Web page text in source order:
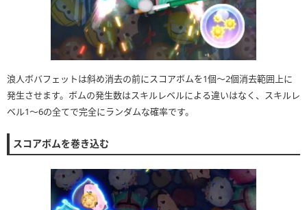
浪人ボバフェットは斜め消去の前にスコアボムを1個〜2個消去範囲上に
発生させます。ボムの発生数はスキルレベルによる違いはなく、スキルレ
ベル1〜6の全てで完全にランダムな確率です。
スコアボムを巻き込む